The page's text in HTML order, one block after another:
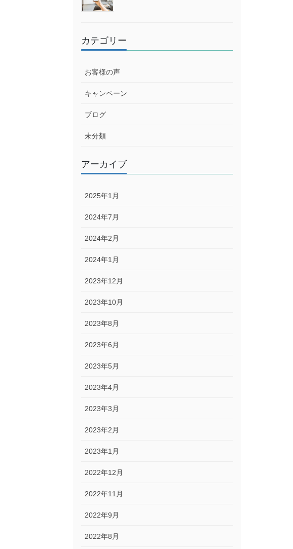
カテゴリー
お客様の声
キャンペーン
ブログ
未分類
アーカイブ
2025年1月
2024年7月
2024年2月
2024年1月
2023年12月
2023年10月
2023年8月
2023年6月
2023年5月
2023年4月
2023年3月
2023年2月
2023年1月
2022年12月
2022年11月
2022年9月
2022年8月